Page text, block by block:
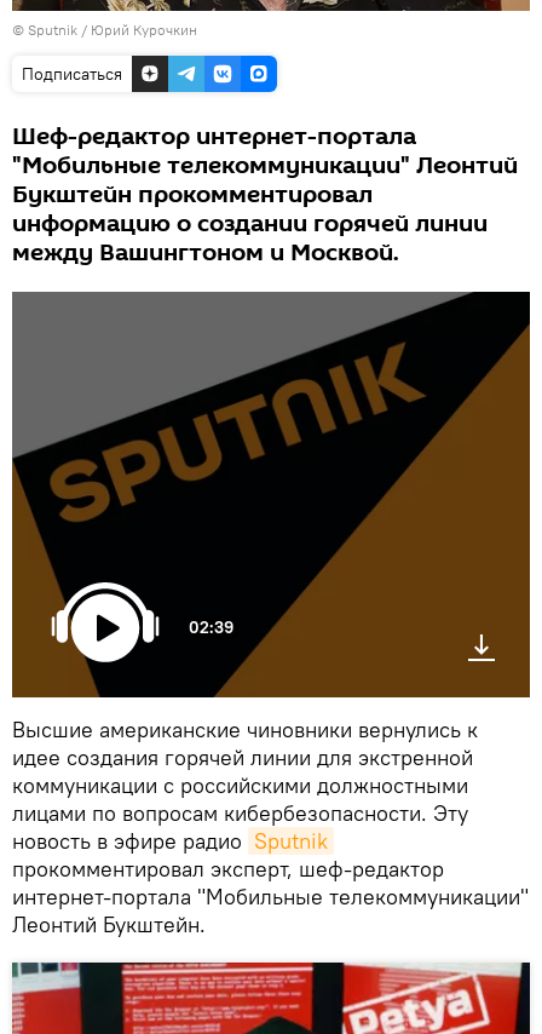
© Sputnik / Юрий Курочкин
Подписаться
Шеф-редактор интернет-портала
"Мобильные телекоммуникации" Леонтий
Букштейн прокомментировал
информацию о создании горячей линии
между Вашингтоном и Москвой.
02:39
Высшие американские чиновники вернулись к
идее создания горячей линии для экстренной
коммуникации с российскими должностными
лицами по вопросам кибербезопасности. Эту
новость в эфире радио Sputnik
прокомментировал эксперт, шеф-редактор
интернет-портала "Мобильные телекоммуникации"
Леонтий Букштейн.